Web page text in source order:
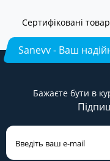
Сертифіковані
Sanevv - Ваш
Бажаєте бути в